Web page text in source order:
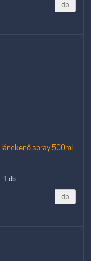
db
spray 500ml
1 db
db